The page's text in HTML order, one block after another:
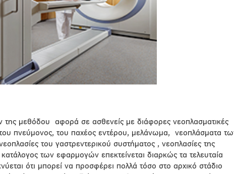
της μεθόδου
αφορά σε ασθενείς με διάφορες νεοπλασματικές
πνεύμονος, του παχέος εντέρου, μελάνωμα,
νεοπλάσματα
του γαστρεντερικού συστήματος , νεοπλασίες της
των εφαρμογών επεκτείνεται διαρκώς τα τελευταία
ότι μπορεί να προσφέρει πολλά τόσο στο αρχικό στάδιο